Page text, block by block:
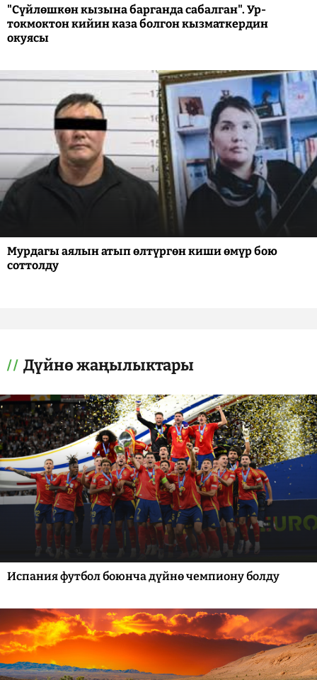
"Сүйлөшкөн кызына барганда сабалган". Ур-
токмоктон кийин каза болгон кызматкердин
окуясы
Мурдагы аялын атып өлтүргөн киши өмүр бою
соттолду
Дүйнө жаңылыктары
Испания футбол боюнча дүйнө чемпиону болду